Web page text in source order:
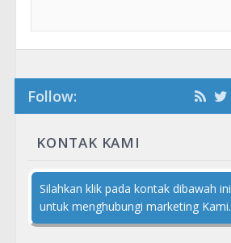
Follow:
KONTAK KAMI
Silahkan klik pada kontak dibawah ini
untuk menghubungi marketing Kami.